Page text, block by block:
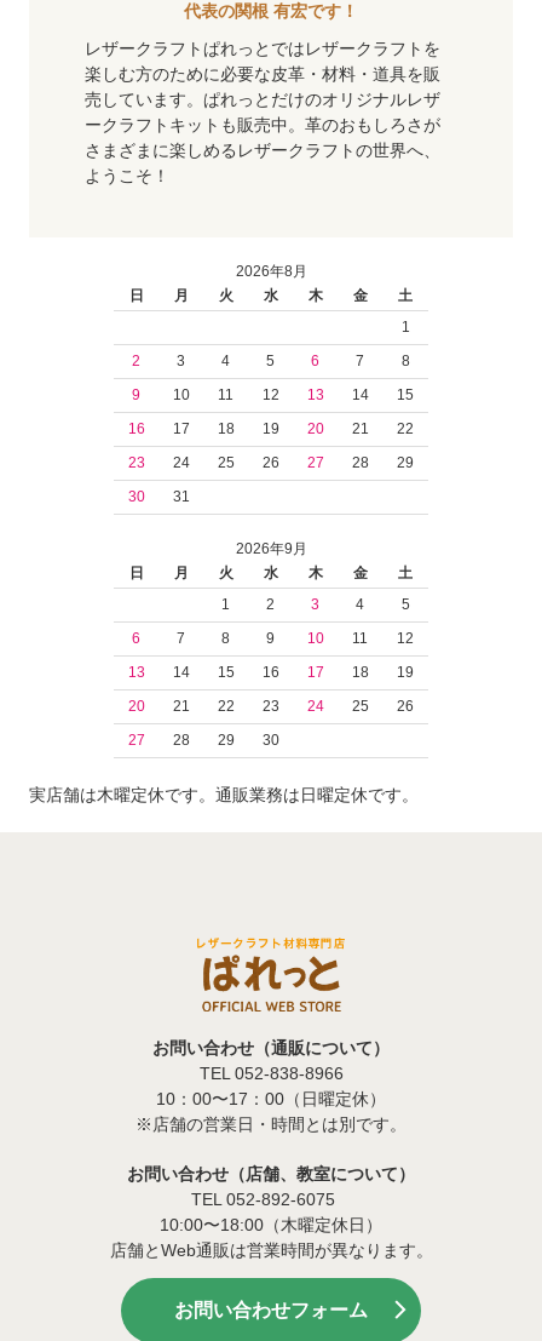
代表の関根 有宏です！
レザークラフトぱれっとではレザークラフトを
楽しむ方のために必要な皮革・材料・道具を販
売しています。ぱれっとだけのオリジナルレザ
ークラフトキットも販売中。革のおもしろさが
さまざまに楽しめるレザークラフトの世界へ、
ようこそ！
2026年8月
日
月 火 水 木 金
土
1
2
3 4 5 6 7
8
9
10 11 12 13 14
15
16
17 18 19 20 21
22
23
24 25 26 27 28
29
30
31
2026年9月
日
月 火 水 木 金
土
1
2 3 4
5
6
7 8 9 10 11
12
13
14 15 16 17 18
19
20
21 22 23 24 25
26
27
28 29 30
実店舗は木曜定休です。通販業務は日曜定休です。
お問い合わせ（通販について）
TEL 052-838-8966
10：00〜17：00（日曜定休）
※店舗の営業日・時間とは別です。
お問い合わせ（店舗、教室について）
TEL 052-892-6075
10:00〜18:00（木曜定休日）
店舗とWeb通販は営業時間が異なります。
お問い合わせフォーム